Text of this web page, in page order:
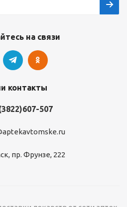
на связи
контакты
507
пр. Фрунзе, 222